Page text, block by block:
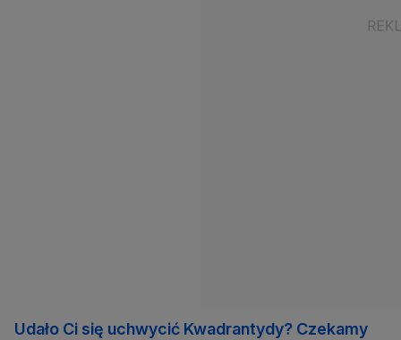
Udało Ci się uchwycić Kwadrantydy? Czekamy